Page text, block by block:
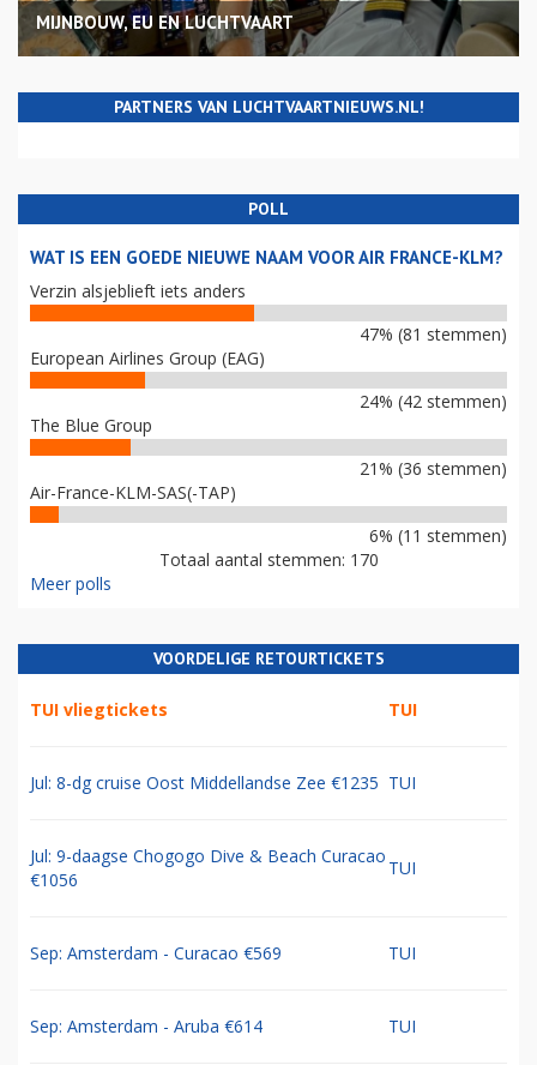
MIJNBOUW, EU EN LUCHTVAART
PARTNERS VAN LUCHTVAARTNIEUWS.NL!
POLL
WAT IS EEN GOEDE NIEUWE NAAM VOOR AIR FRANCE-KLM?
Verzin alsjeblieft iets anders
47% (81 stemmen)
European Airlines Group (EAG)
24% (42 stemmen)
The Blue Group
21% (36 stemmen)
Air-France-KLM-SAS(-TAP)
6% (11 stemmen)
Totaal aantal stemmen: 170
Meer polls
VOORDELIGE RETOURTICKETS
TUI vliegtickets TUI
Jul: 8-dg cruise Oost Middellandse Zee €1235 TUI
Jul: 9-daagse Chogogo Dive & Beach Curacao
€1056
TUI
Sep: Amsterdam - Curacao €569 TUI
Sep: Amsterdam - Aruba €614 TUI